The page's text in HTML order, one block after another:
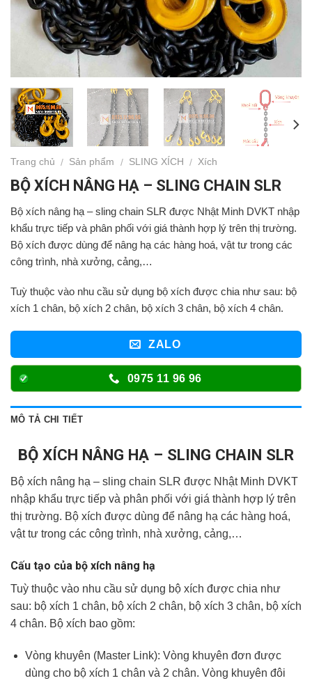
Trang chủ / Sản phẩm / SLING XÍCH / Xích
BỘ XÍCH NÂNG HẠ – SLING CHAIN SLR
Bộ xích nâng hạ – sling chain SLR được Nhật Minh DVKT nhập
khẩu trực tiếp và phân phối với giá thành hợp lý trên thị trường.
Bộ xích được dùng để nâng hạ các hàng hoá, vật tư trong các
công trình, nhà xưởng, cảng,…
Tuỳ thuộc vào nhu cầu sử dụng bộ xích được chia như sau: bộ
xích 1 chân, bộ xích 2 chân, bộ xích 3 chân, bộ xích 4 chân.
ZALO
0975 11 96 96
MÔ TẢ CHI TIẾT
BỘ XÍCH NÂNG HẠ – SLING CHAIN SLR
Bộ xích nâng hạ – sling chain SLR được Nhật Minh DVKT
nhập khẩu trực tiếp và phân phối với giá thành hợp lý trên
thị trường. Bộ xích được dùng để nâng hạ các hàng hoá,
vật tư trong các công trình, nhà xưởng, cảng,…
Cấu tạo của bộ xích nâng hạ
Tuỳ thuộc vào nhu cầu sử dụng bộ xích được chia như
sau: bộ xích 1 chân, bộ xích 2 chân, bộ xích 3 chân, bộ xích
4 chân. Bộ xích bao gồm:
Vòng khuyên (Master Link): Vòng khuyên đơn được
dùng cho bộ xích 1 chân và 2 chân. Vòng khuyên đôi